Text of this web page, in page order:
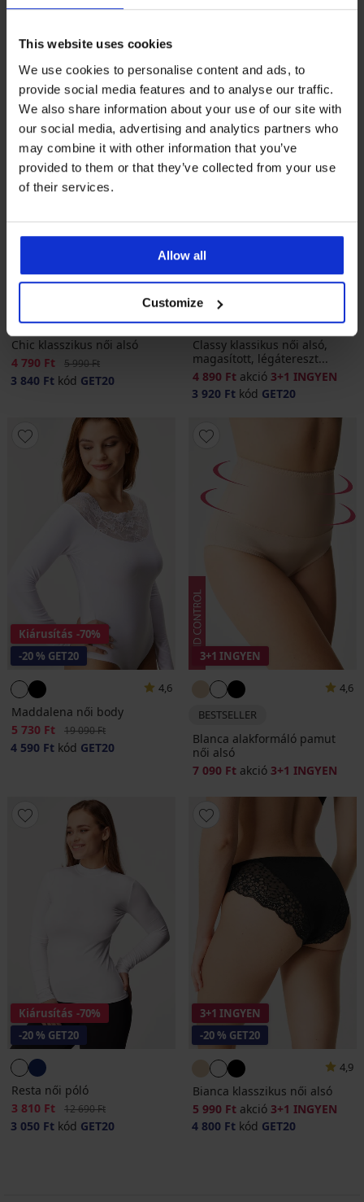
This website uses cookies
We use cookies to personalise content and ads, to
provide social media features and to analyse our traffic.
We also share information about your use of our site with
our social media, advertising and analytics partners who
may combine it with other information that you’ve
provided to them or that they’ve collected from your use
of their services.
Allow all
Customize
2 840 FtkódGET20 Kedvezmény
3 270 FtEredeti ár
10 890 Ft
-20 % GET20
5
Chic klasszikus női alsó
Kedvezmény
4 790 Ft Eredeti ár
5 990 Ft
3 840 Ft kód GET20
-20 % GET20
Classy klassikus női alsó,
magasított, légátereszt...
4 890 Ft akció 3+1 INGYEN
3 920 Ft kód GET20
Kiárusítás -70%
-20 % GET20
4,6
Maddalena női body
Kedvezmény
5 730 Ft Eredeti ár
19 090 Ft
4 590 Ft kód GET20
3+1 INGYEN
4,6
BESTSELLER
Blanca alakformáló pamut
női alsó
7 090 Ft akció 3+1 INGYEN
Kiárusítás -70%
-20 % GET20
Resta női póló
Kedvezmény
3 810 Ft Eredeti ár
12 690 Ft
3 050 Ft kód GET20
3+1 INGYEN
-20 % GET20
4,9
Bianca klasszikus női alsó
5 990 Ft akció 3+1 INGYEN
4 800 Ft kód GET20